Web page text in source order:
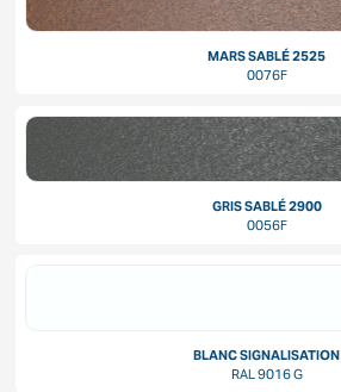
MARS SABLÉ 2525
0076F
GRIS SABLÉ 2900
0056F
BLANC SIGNALISATION
RAL 9016 G